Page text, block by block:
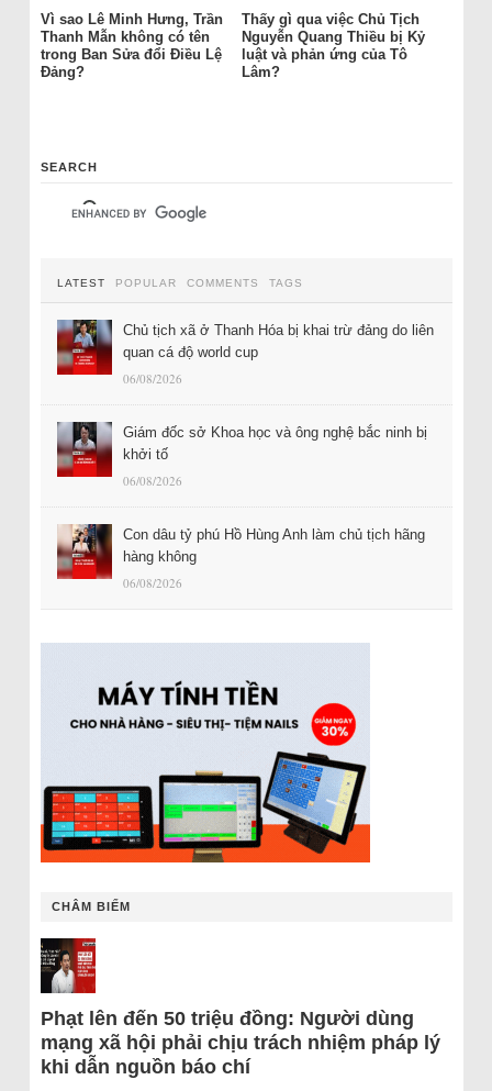
Vì sao Lê Minh Hưng, Trần
Thanh Mẫn không có tên
trong Ban Sửa đổi Điều Lệ
Đảng?
Thấy gì qua việc Chủ Tịch
Nguyễn Quang Thiều bị Kỷ
luật và phản ứng của Tô
Lâm?
SEARCH
LATEST POPULAR COMMENTS TAGS
Chủ tịch xã ở Thanh Hóa bị khai trừ đảng do liên
quan cá độ world cup
06/08/2026
Giám đốc sở Khoa học và ông nghệ bắc ninh bị
khởi tố
06/08/2026
Con dâu tỷ phú Hồ Hùng Anh làm chủ tịch hãng
hàng không
06/08/2026
CHÂM BIẾM
Phạt lên đến 50 triệu đồng: Người dùng
mạng xã hội phải chịu trách nhiệm pháp lý
khi dẫn nguồn báo chí